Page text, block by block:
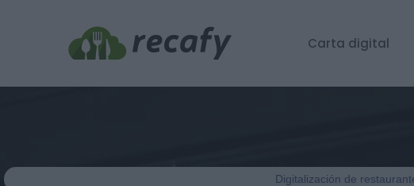
Carta digital
Digitalización de